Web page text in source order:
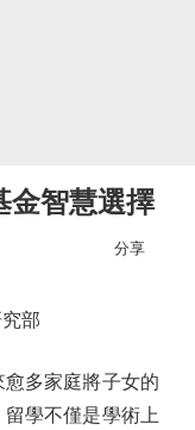
金智慧選擇
分享
部
多家庭將子女的
學不僅是學術上